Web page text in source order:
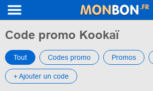
Code promo Kookaï
Tout Codes promo Promos
+ Ajouter un code